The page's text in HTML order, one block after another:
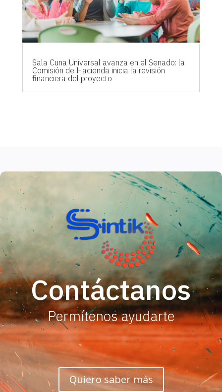
Sala Cuna Universal avanza en el Senado: la
Comisión de Hacienda inicia la revisión
financiera del proyecto
Contáctanos
Permítenos ayudarte
Quiero saber más